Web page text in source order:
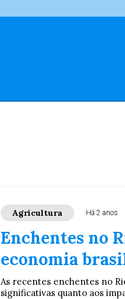
Agricultura Há 2 anos
Enchentes no
economia
As recentes enchentes no
significativas quanto aos